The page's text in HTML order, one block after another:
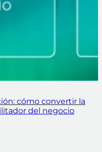
cómo convertir la
del negocio